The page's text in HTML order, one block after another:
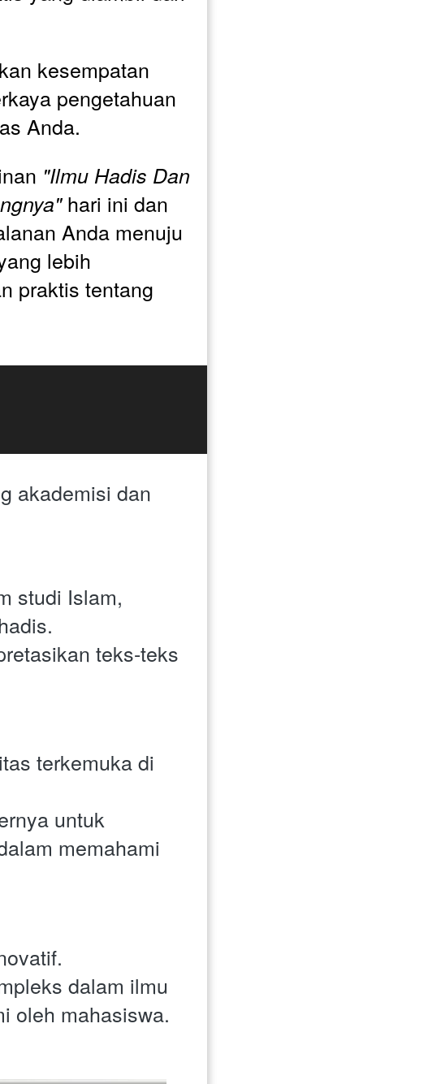
kesempatan
pengetahuan
Anda.
"Ilmu Hadis Dan
hari ini dan
Anda menuju
lebih
praktis tentang
akademisi dan
studi Islam,
teks-teks
terkemuka di
untuk
memahami
dalam ilmu
oleh mahasiswa.